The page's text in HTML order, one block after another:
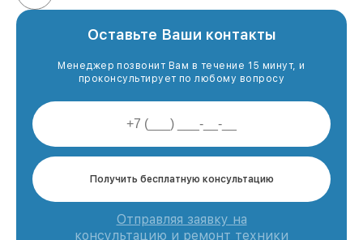
Оставьте Ваши контакты
Менеджер позвонит Вам в течение 15 минут, и
проконсультирует по любому вопросу
Получить бесплатную консультацию
Отправляя заявку на
консультацию и ремонт техники